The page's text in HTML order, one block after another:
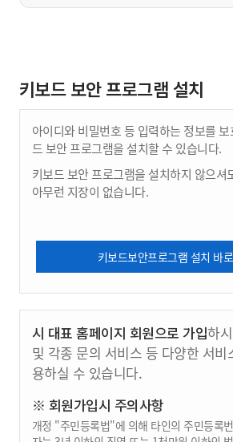
키보드 보안 프로그램 설치
아이디와 비밀번호 등 입력하는 정보를
드 보안 프로그램을 설치할 수 있습니다.
키보드 보안 프로그램을 설치하지 않으셔
아무런 지장이 없습니다.
키보드보안프로그램 설치 바
시 대표 홈페이지 회원으로 가입하
및 각종 문의 서비스 등 다양한 서비
용하실 수 있습니다.
※ 회원가입시 주의사항
개정 "주민등록법"에 의해 타인의 주민등록